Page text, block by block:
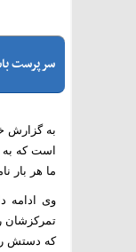
سرپرست
به گزارش
است که به
ما هر بار
وی ادامه
تمرکزشان
که دستش را یک متر دراز کرده